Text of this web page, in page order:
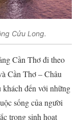
Cửu Long.
Cần Thơ đi theo
Cần Thơ – Châu
đến với những
sống của người
trong sinh hoạt